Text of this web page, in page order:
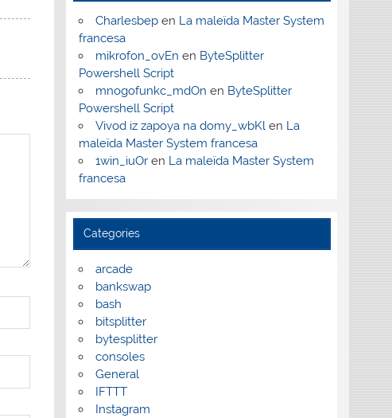
Charlesbepen La maleïda Master System
francesa
mikrofon_ovEn en ByteSplitter
Powershell Script
mnogofunkc_mdOn en ByteSplitter
Powershell Script
Vivod iz zapoya na domy_wbKlen La
maleïda Master System francesa
1win_iuOren La maleïda Master System
francesa
Categories
arcade
bankswap
bash
bitsplitter
bytesplitter
consoles
General
IFTTT
Instagram